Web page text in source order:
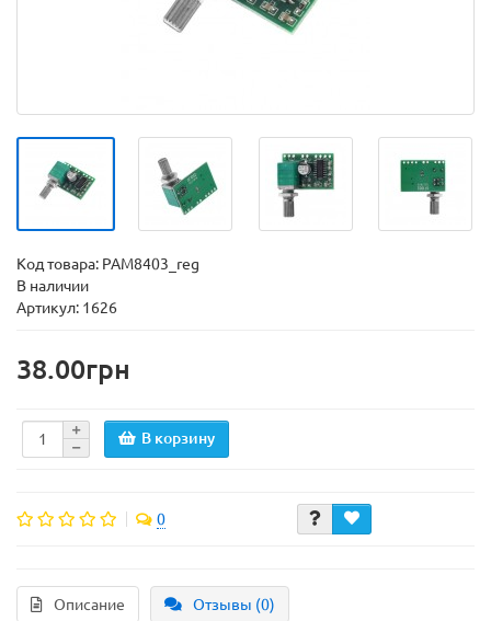
Код товара: PAM8403_reg
В наличии
Артикул: 1626
38.00грн
В корзину
0
Описание Отзывы (0)